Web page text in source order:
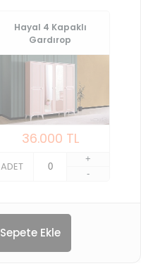
Hayal 4 Kapaklı
Gardırop
36.000 TL
ADET
+
-
Sepete Ekle